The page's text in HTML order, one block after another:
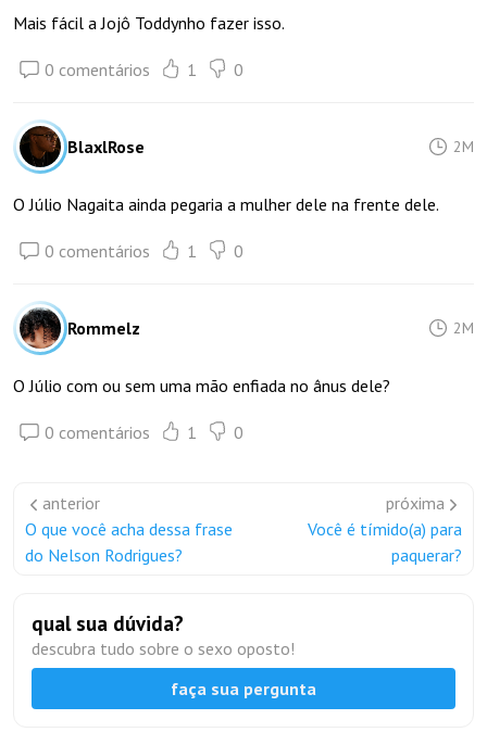
Mais fácil a Jojô Toddynho fazer isso.
0 comentários 1 0
BlaxlRose 2M
O Júlio Nagaita ainda pegaria a mulher dele na frente dele.
0 comentários 1 0
Rommelz 2M
O Júlio com ou sem uma mão enfiada no ânus dele?
0 comentários 1 0
anterior
O que você acha dessa frase
do Nelson Rodrigues?
próxima
Você é tímido(a) para
paquerar?
qual sua dúvida?
descubra tudo sobre o sexo oposto!
faça sua pergunta